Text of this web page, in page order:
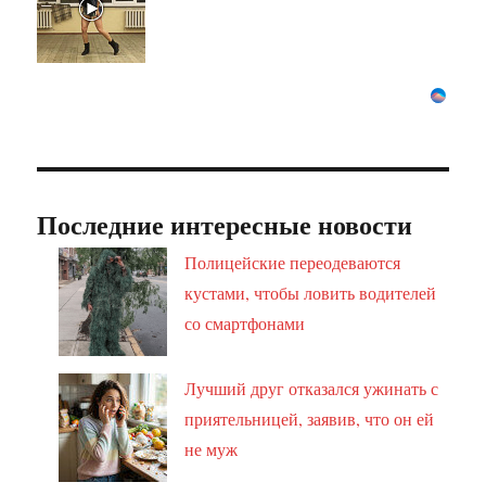
Последние интересные новости
Полицейские переодеваются
кустами, чтобы ловить водителей
со смартфонами
Лучший друг отказался ужинать с
приятельницей, заявив, что он ей
не муж